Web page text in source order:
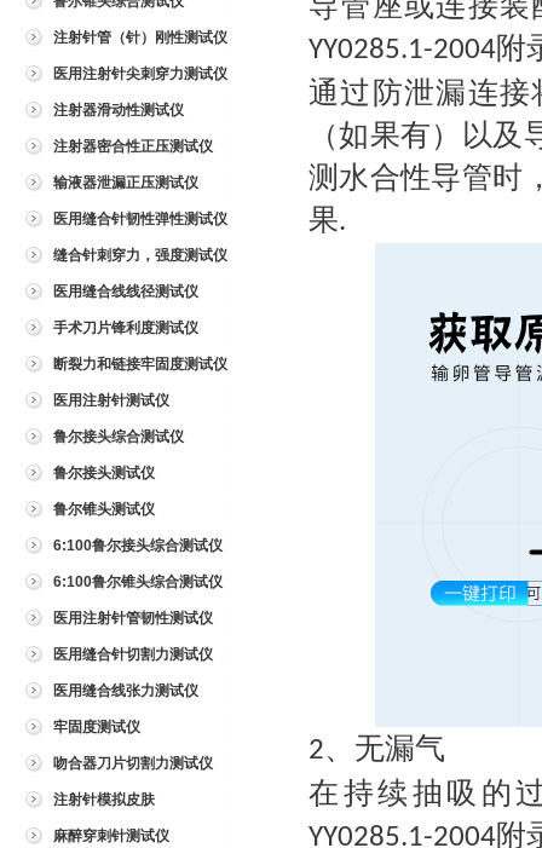
注射针管（针）刚性测试仪
医用注射针尖刺穿力测试仪
注射器滑动性测试仪
注射器密合性正压测试仪
输液器泄漏正压测试仪
医用缝合针韧性弹性测试仪
缝合针刺穿力，强度测试仪
医用缝合线线径测试仪
手术刀片锋利度测试仪
断裂力和链接牢固度测试仪
医用注射针测试仪
鲁尔接头综合测试仪
鲁尔接头测试仪
鲁尔锥头测试仪
6:100鲁尔接头综合测试仪
6:100鲁尔锥头综合测试仪
医用注射针管韧性测试仪
医用缝合针切割力测试仪
医用缝合线张力测试仪
牢固度测试仪
吻合器刀片切割力测试仪
注射针模拟皮肤
麻醉穿刺针测试仪
YY0285.1-2004附
通过防泄漏连
（如果有）以
测水合性导管时
果.
2、无漏气
在持续抽吸的
YY0285.1-2004附